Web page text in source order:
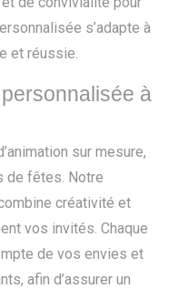
s’adapte à
et réussie.
à
sur mesure,
de fêtes. Notre
créativité et
vos invités. Chaque
de vos envies et
afin d’assurer un